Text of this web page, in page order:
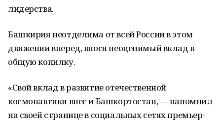
лидерства.
Башкирия неотделима от всей России в этом
движении вперед, внося неоценимый вклад в
общую копилку.
«Свой вклад в развитие отечественной
космонавтики внес и Башкортостан, — напомнил
на своей странице в социальных сетях премьер-